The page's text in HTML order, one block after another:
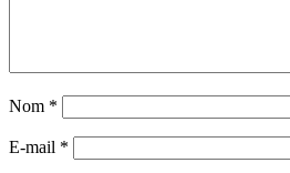
Nom *
E-mail *